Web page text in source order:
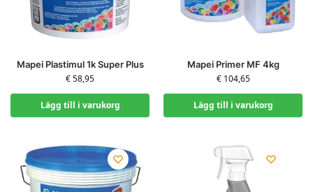
Mapei Plastimul 1k Super Plus
€58,95
Lägg till i varukorg
Mapei Primer MF 4kg
€104,65
Lägg till i varukorg